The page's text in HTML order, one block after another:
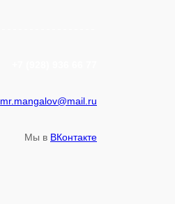
mr.mangalov@mail.ru
Мы в ВКонтакте